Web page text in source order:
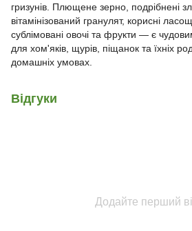
гризунів. Плющене зерно, подрібнені
вітамінізований гранулят, корисні
сублімовані овочі та фрукти — є
для хом'яків, щурів, піщанок та їхніх
домашніх умовах.
Відгуки
Додайте перший